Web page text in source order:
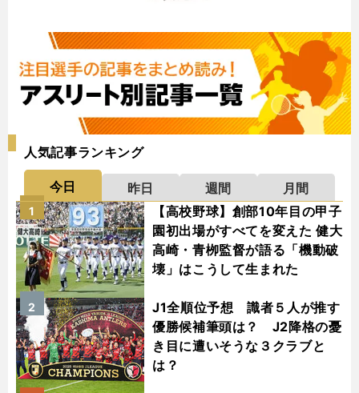
人気記事ランキング
今日 昨日 週間
月間
【高校野球】創部10年目の甲子
園初出場がすべてを変えた 健大
高崎・青栁監督が語る「機動破
壊」はこうして生まれた
1
J1全順位予想 識者５人が推す
優勝候補筆頭は？ J2降格の憂
き目に遭いそうな３クラブと
は？
2